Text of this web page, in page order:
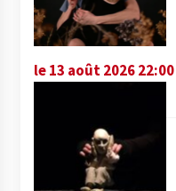
le 13 août 2026 22:00